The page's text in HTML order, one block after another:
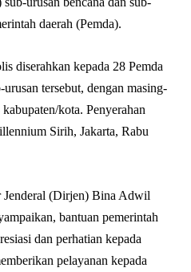
daerah (Pemda).
diserahkan kepada 28 Pemda
tersebut, dengan masing-
kota. Penyerahan
Sirih, Jakarta, Rabu
Jenderal (Dirjen) Bina Adwil
bantuan pemerintah
dan perhatian kepada
pelayanan kepada